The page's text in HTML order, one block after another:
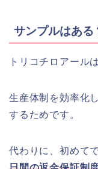
サンプルはある
トリコチロアールは
生産体制を効率化
するためです。
代わりに、初めて